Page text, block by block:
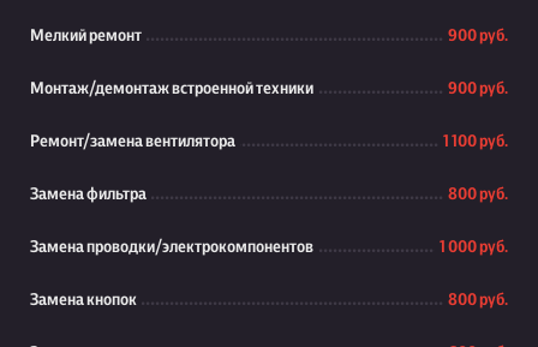
Мелкий ремонт 900 руб.
Монтаж/демонтаж встроенной техники 900 руб.
Ремонт/замена вентилятора 1 100 руб.
Замена фильтра 800 руб.
Замена проводки/электрокомпонентов 1 000 руб.
Замена кнопок 800 руб.